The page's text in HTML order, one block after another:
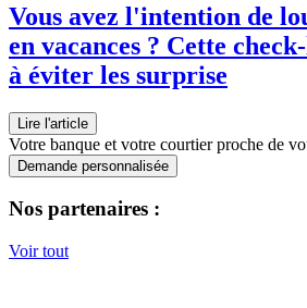
Vous avez l'intention de
en vacances ? Cette
à éviter les surprise
Lire l'article
Votre banque et votre courtier proche de
Demande personnalisée
Nos partenaires :
Voir tout